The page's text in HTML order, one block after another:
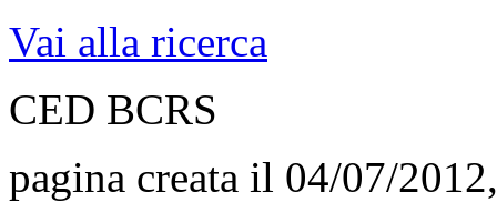
Vai alla ricerca
CED BCRS
pagina creata il 04/07/